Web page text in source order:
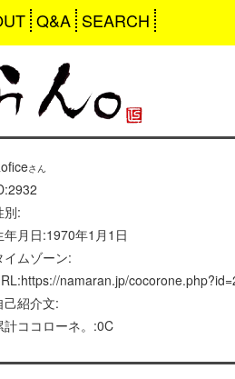
Q&A SEARCH
さん
別:
年月日:1970年1月1日
イムゾーン:
namaran.jp/
己紹介文:
計ココローネ。:0C